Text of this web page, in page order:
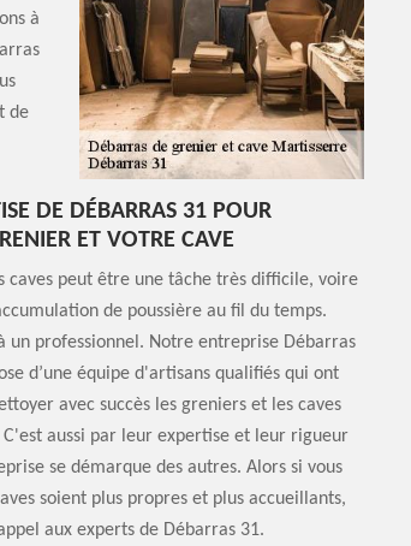
à
de
DE DÉBARRAS 31 POUR
ET VOTRE CAVE
caves peut être une tâche très difficile, voire
de poussière au fil du temps.
un professionnel. Notre entreprise Débarras
d’une équipe d'artisans qualifiés qui ont
avec succès les greniers et les caves
aussi par leur expertise et leur rigueur
se démarque des autres. Alors si vous
soient plus propres et plus accueillants,
aux experts de Débarras 31.